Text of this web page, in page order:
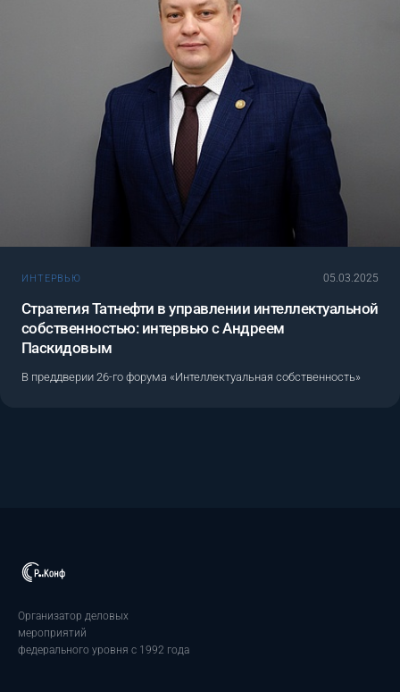
ИНТЕРВЬЮ 05.03.2025
Стратегия Татнефти в управлении интеллектуальной
собственностью: интервью с Андреем
Паскидовым
В преддверии 26-го форума «Интеллектуальная собственность»
Организатор деловых
мероприятий
федерального уровня с 1992 года